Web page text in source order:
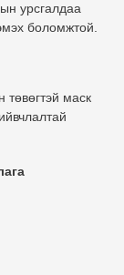
урсгалдаа
боломжтой.
маск